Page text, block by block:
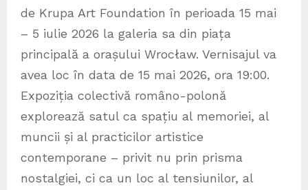
de Krupa Art Foundation în perioada 15 mai
– 5 iulie 2026 la galeria sa din piața
principală a orașului Wrocław. Vernisajul va
avea loc în data de 15 mai 2026, ora 19:00.
Expoziția colectivă româno-polonă
explorează satul ca spațiu al memoriei, al
muncii și al practicilor artistice
contemporane – privit nu prin prisma
nostalgiei, ci ca un loc al tensiunilor, al